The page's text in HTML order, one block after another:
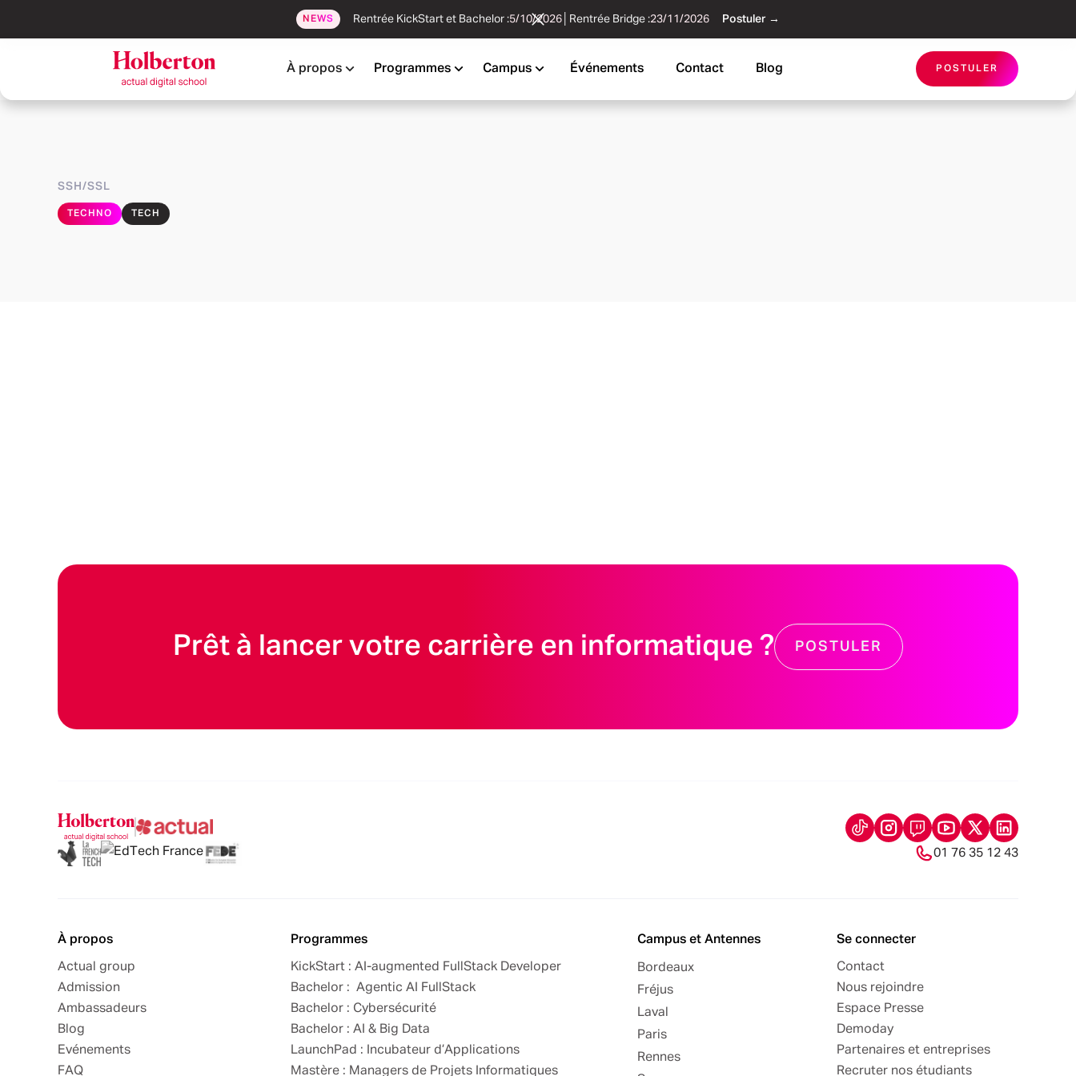
NEWS Rentrée KickStart et Bachelor :5/10/2026 Rentrée Bridge :23/11/2026 Postuler →
À propos Programmes Campus Événements Contact Blog POSTULER
SSH/SSL
TECHNO TECH
Prêt à lancer votre carrière en informatique ? POSTULER
01 76 35 12 43
À propos
Actual group
Admission
Ambassadeurs
Blog
Evénements
FAQ
Programmes
KickStart : AI-augmented FullStack Developer
Bachelor : Agentic AI FullStack
Bachelor : Cybersécurité
Bachelor : AI & Big Data
LaunchPad : Incubateur d’Applications
Mastère : Managers de Projets Informatiques
Campus et Antennes
Bordeaux
Fréjus
Laval
Paris
Rennes
Se connecter
Contact
Nous rejoindre
Espace Presse
Demoday
Partenaires et entreprises
Recruter nos étudiants